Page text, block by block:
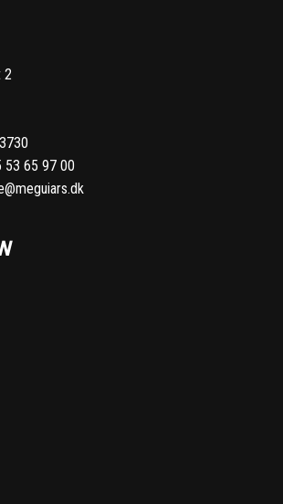
2
53 65 97 00